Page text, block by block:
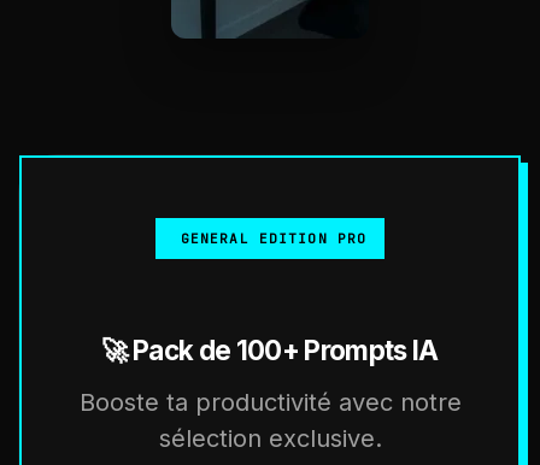
GENERAL EDITION PRO
🚀 Pack de 100+ Prompts IA
Booste ta productivité avec notre
sélection exclusive.